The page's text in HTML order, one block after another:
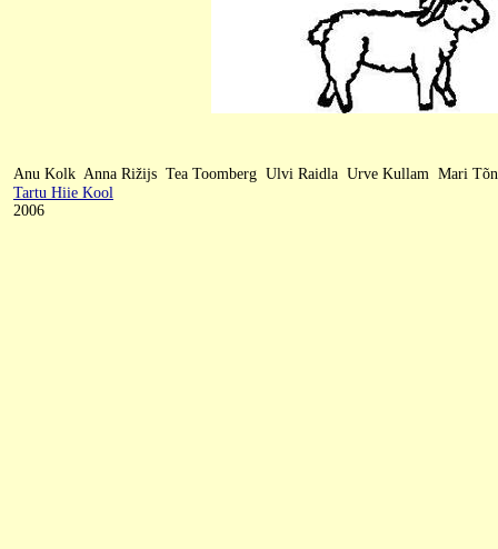
Anu Kolk Anna Rižijs Tea Toomberg Ulvi Raidla Urve Kullam Mari
Tartu Hiie Kool
2006